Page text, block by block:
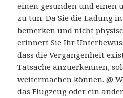
einen gesunden und einen
zu tun. Da Sie die Ladung
bemerken und nicht
erinnert Sie Ihr
dass die Vergangenheit
Tatsache anzuerkennen,
weitermachen können. @
das Flugzeug oder ein